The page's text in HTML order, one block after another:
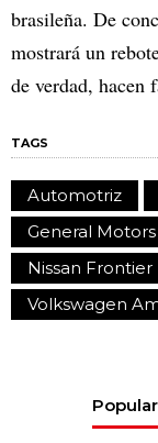
brasileña. De
mostrará un
de verdad, hacen
TAGS
Automotriz
General Motors
Nissan Frontier
Volkswagen
Popular